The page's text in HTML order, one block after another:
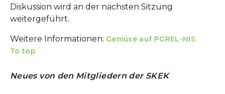
Diskussion wird an der nächsten Sitzung
weitergeführt.
Weitere Informationen: Gemüse auf PGREL-NIS
To top
Neues von den Mitgliedern der SKEK